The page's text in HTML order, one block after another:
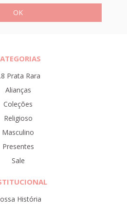
Prata Rara
Alianças
Coleções
Religioso
Masculino
Presentes
Sale
História